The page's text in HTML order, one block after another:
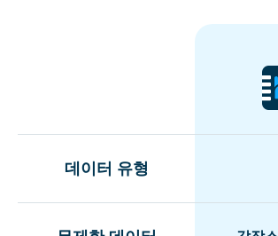
데이터 유형